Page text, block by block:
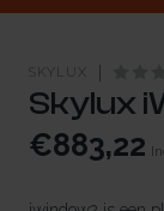
SKYLUX
Skylux
€883,22